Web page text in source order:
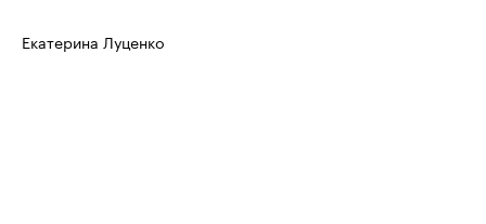
Екатерина Луценко